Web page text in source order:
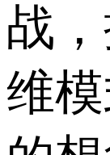
战
维